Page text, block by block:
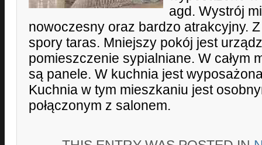
agd. Wystrój
nowoczesny oraz bardzo atrakcyjny.
spory taras. Mniejszy pokój jest
pomieszczenie sypialniane. W całym
są panele. W kuchnia jest
Kuchnia w tym mieszkaniu jest
połączonym z salonem.